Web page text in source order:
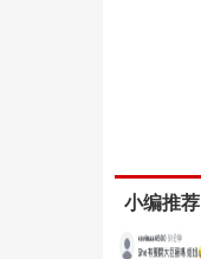
小编推荐